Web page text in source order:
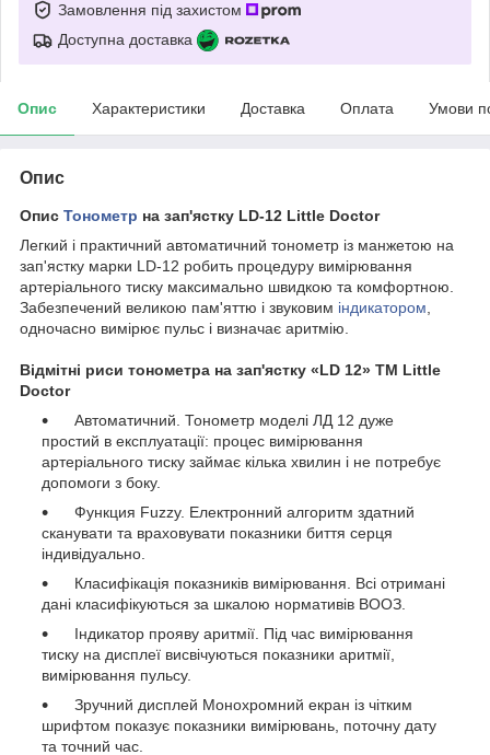
Замовлення під захистом
Доступна доставка
Опис Характеристики Доставка Оплата Умови
Опис
Опис Тонометр на зап'ястку LD-12 Little Doctor
Легкий і практичний автоматичний тонометр із манжетою на
зап'ястку марки LD-12 робить процедуру вимірювання
артеріального тиску максимально швидкою та комфортною.
Забезпечений великою пам'яттю і звуковим індикатором
одночасно вимірює пульс і визначає аритмію.
Відмітні риси тонометра на зап'ястку «LD 12» ТМ Little
Doctor
Автоматичний. Тонометр моделі ЛД 12 дуже
простий в експлуатації: процес вимірювання
артеріального тиску займає кілька хвилин і не потребує
допомоги з боку.
Функция Fuzzy. Електронний алгоритм здатний
сканувати та враховувати показники биття серця
індивідуально.
Класифікація показників вимірювання. Всі отримані
дані класифікуються за шкалою нормативів ВООЗ.
Індикатор прояву аритмії. Під час вимірювання
тиску на дисплеї висвічуються показники аритмії,
вимірювання пульсу.
Зручний дисплей Монохромний екран із чітким
шрифтом показує показники вимірювань, поточну дату
та точний час.